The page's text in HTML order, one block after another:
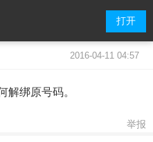
打开
2016-04-11 04:57
解绑原号码。
举报